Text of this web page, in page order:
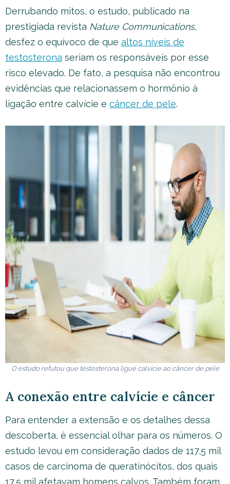
Derrubando mitos, o estudo, publicado na
prestigiada revista Nature Communications,
desfez o equívoco de que altos níveis de
testosterona seriam os responsáveis por esse
risco elevado. De fato, a pesquisa não encontrou
evidências que relacionassem o hormônio à
ligação entre calvície e câncer de pele.
O estudo refutou que testosterona ligue calvície ao câncer de pele
A conexão entre calvície e câncer
Para entender a extensão e os detalhes dessa
descoberta, é essencial olhar para os números. O
estudo levou em consideração dados de 117,5 mil
casos de carcinoma de queratinócitos, dos quais
17,5 mil afetavam homens calvos. Também foram